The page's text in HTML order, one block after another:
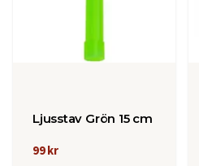
Ljusstav Grön 15 cm
99 kr